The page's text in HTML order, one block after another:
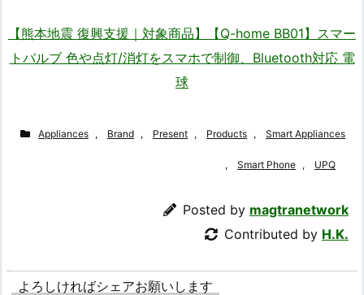
【熊本地震 復興支援｜対象商品】【Q-home BB01】スマー
トバルブ 色や点灯/消灯をスマホで制御、Bluetooth対応 電
球
Appliances , Brand , Present , Products , Smart Appliances
, Smart Phone , UPQ
Posted by magtranetwork
Contributed by H.K.
よろしければシェアお願いします